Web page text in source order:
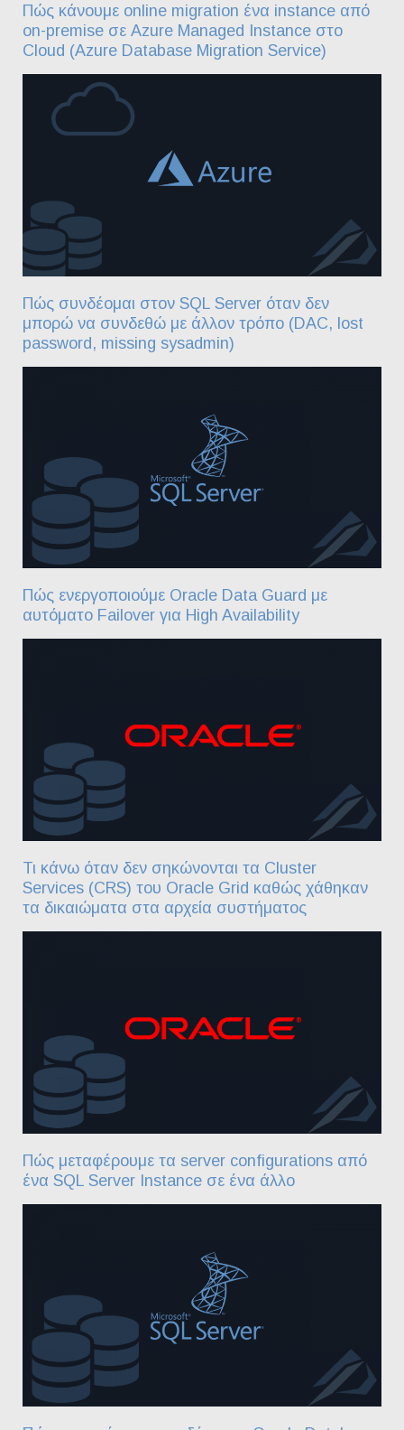
Πώς κάνουμε online migration ένα instance από
on-premise σε Azure Managed Instance στο
Cloud (Azure Database Migration Service)
Πώς συνδέομαι στον SQL Server όταν δεν
μπορώ να συνδεθώ με άλλον τρόπο (DAC, lost
password, missing sysadmin)
Πώς ενεργοποιούμε Oracle Data Guard με
αυτόματο Failover για High Availability
Τι κάνω όταν δεν σηκώνονται τα Cluster
Services (CRS) του Oracle Grid καθώς χάθηκαν
τα δικαιώματα στα αρχεία συστήματος
Πώς μεταφέρουμε τα server configurations από
ένα SQL Server Instance σε ένα άλλο